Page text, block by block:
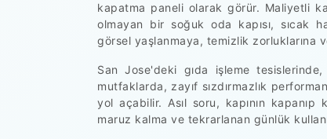
kapatma paneli olarak görür. Maliyetli
olmayan bir soğuk oda kapısı, sıcak
görsel yaşlanmaya, temizlik zorluklarına
San Jose'deki gıda işleme
mutfaklarda, zayıf sızdırmazlık
yol açabilir. Asıl soru, kapının
maruz kalma ve tekrarlanan günlük